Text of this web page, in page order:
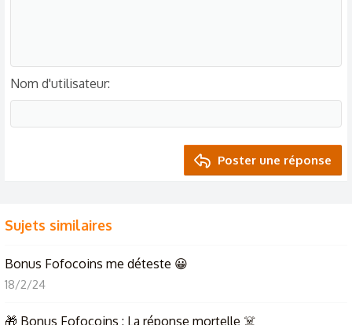
Nom d'utilisateur
Poster une réponse
Sujets similaires
Bonus Fofocoins me déteste 😀
18/2/24
🎁 Bonus Fofocoins : La réponse mortelle ☠️